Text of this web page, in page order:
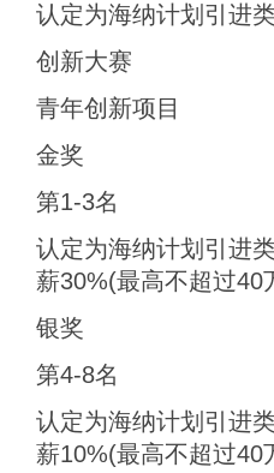
认定为海纳计划引进
创新大赛
青年创新项目
金奖
第1-3名
认定为海纳计划引进
薪30%(最高不超过40
银奖
第4-8名
认定为海纳计划引进
薪10%(最高不超过40